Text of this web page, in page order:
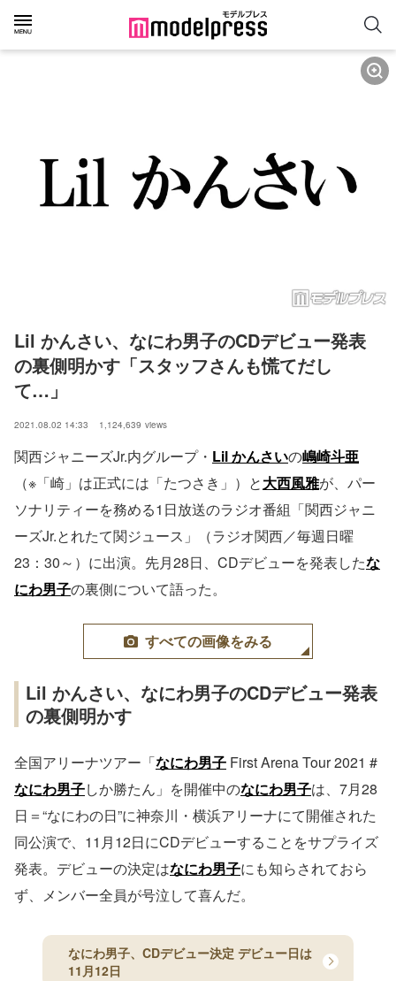
Lil かんさい、なにわ男子のCDデビュー発表
の裏側明かす「スタッフさんも慌てだし
て…」
2021.08.02 14:33 1,124,639 views
関西ジャニーズJr.内グループ・ Lil かんさいの嶋崎斗亜
（※「崎」は正式には「たつさき」）と大西風雅が、パー
ソナリティーを務める1日放送のラジオ番組「関西ジャニ
ーズJr.とれたて関ジュース」（ラジオ関西／毎週日曜
23：30～）に出演。先月28日、CDデビューを発表したな
にわ男子の裏側について語った。
すべての画像をみる
Lil かんさい、なにわ男子のCDデビュー発表
の裏側明かす
全国アリーナツアー「なにわ男子 First Arena Tour 2021 #
なにわ男子しか勝たん」を開催中のなにわ男子は、7月28
日＝“なにわの日”に神奈川・横浜アリーナにて開催された
同公演で、11月12日にCDデビューすることをサプライズ
発表。デビューの決定はなにわ男子にも知らされておら
ず、メンバー全員が号泣して喜んだ。
なにわ男子、CDデビュー決定 デビュー日は
11月12日